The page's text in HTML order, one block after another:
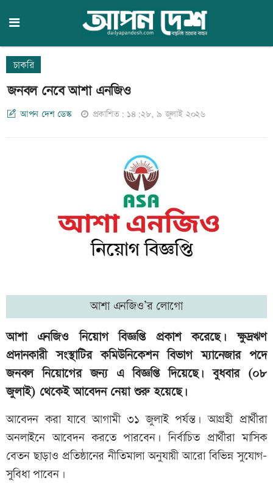
চাকরি
জনবল নেবে আশা এনজিও
আপন দেশ ডেস্ক প্রকাশিত: ১৪:২৮, ৯ জুলাই ২০২৬
আশা এনজিও’র লোগো
আশা এনজিও নিয়োগ বিজ্ঞপ্তি প্রকাশ করেছে। ক্ষুদ্রঋণ
প্রদানকারী সংস্থাটির কমিউনিকেশন বিভাগ ম্যানেজার পদে
জনবল নিয়োগের জন্য এ বিজ্ঞপ্তি দিয়েছে। বুধবার (০৮
জুলাই) থেকেই আবেদন নেয়া শুরু হয়েছে।
আবেদন করা যাবে আগামী ৩১ জুলাই পর্যন্ত। আগ্রহী প্রার্থীরা
অনলাইনে আবেদন করতে পারবেন। নির্বাচিত প্রার্থীরা মাসিক
বেতন ছাড়াও প্রতিষ্ঠানের নীতিমালা অনুযায়ী আরো বিভিন্ন সুযোগ-
সুবিধা পাবেন।